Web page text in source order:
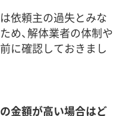
依頼主の過失とみな
め、解体業者の体制や
に確認しておきまし
金額が高い場合はど